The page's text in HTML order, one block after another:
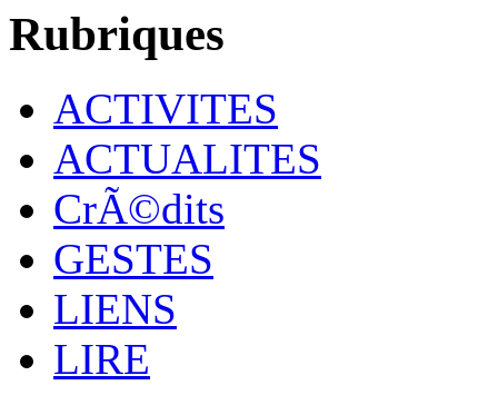
Rubriques
ACTIVITES
ACTUALITES
CrÃ©dits
GESTES
LIENS
LIRE